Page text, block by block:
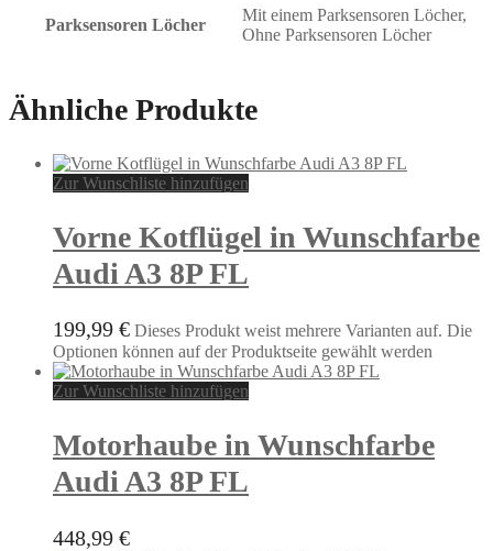
Parksensoren Löcher
Mit einem Parksensoren Löcher,
Ohne Parksensoren Löcher
Ähnliche Produkte
Zur Wunschliste hinzufügen
Vorne Kotflügel in Wunschfarbe
Audi A3 8P FL
199,99 € Dieses Produkt weist mehrere Varianten auf. Die
Optionen können auf der Produktseite gewählt werden
Zur Wunschliste hinzufügen
Motorhaube in Wunschfarbe
Audi A3 8P FL
448,99 €